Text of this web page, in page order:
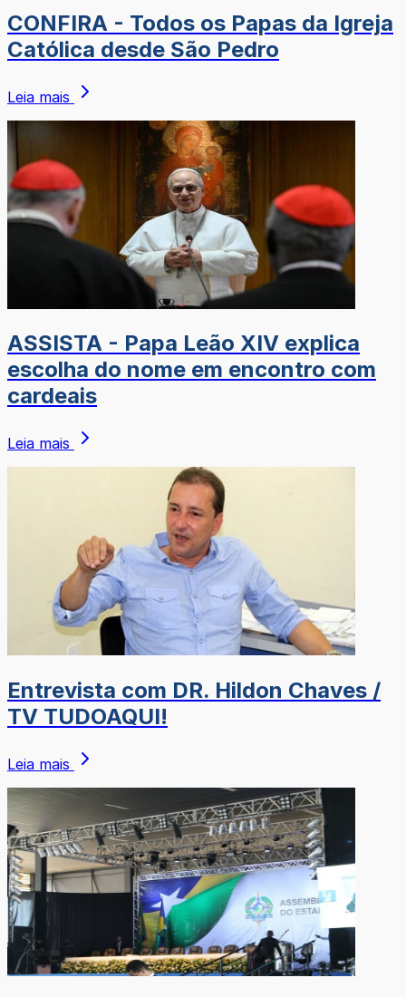
CONFIRA - Todos os Papas da Igreja
Católica desde São Pedro
Leia mais
ASSISTA - Papa Leão XIV explica
escolha do nome em encontro com
cardeais
Leia mais
Entrevista com DR. Hildon Chaves /
TV TUDOAQUI!
Leia mais